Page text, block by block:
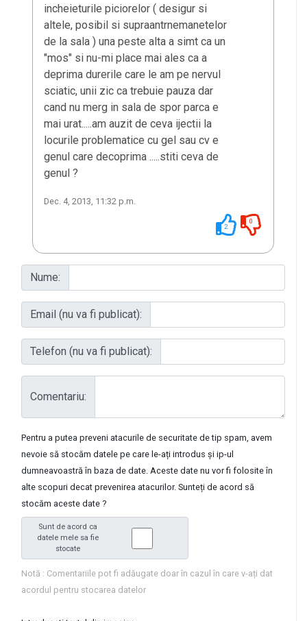
incheieturile piciorelor ( desigur si
altele, posibil si supraantrnemanetelor
de la sala ) una peste alta a simt ca un
"mos" si nu-mi place mai ales ca a
deprima durerile care le am pe nervul
sciatic, unii zic ca trebuie pauza dar
cand nu merg in sala de spor parca e
mai urat.....am auzit de ceva ijectii la
locurile problematice cu gel sau cv e
genul care decoprima .....stiti ceva de
genul ?
Dec. 4, 2013, 11:32 p.m.
2
0
Nume:
Email (nu va fi publicat):
Telefon (nu va fi publicat):
Comentariu:
Pentru a putea preveni atacurile de securitate de tip spam, avem
nevoie să stocăm datele pe care le-ați introdus și ip-ul
dumneavoastră în baza de date. Aceste date nu vor fi folosite în
alte scopuri decat prevenirea atacurilor. Sunteți de acord să
stocăm aceste date ?
Sunt de acord ca
datele mele sa fie
stocate
Notă : Comentariile pot fi adăugate doar în cazul în care v-ați dat
acordul pentru stocarea datelor